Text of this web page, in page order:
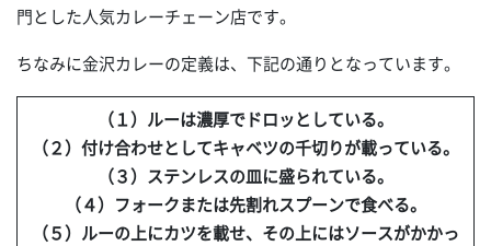
門とした人気カレーチェーン店です。
ちなみに金沢カレーの定義は、下記の通りとなっています。
（１）ルーは濃厚でドロッとしている。
（２）付け合わせとしてキャベツの千切りが載っている。
（３）ステンレスの皿に盛られている。
（４）フォークまたは先割れスプーンで食べる。
（５）ルーの上にカツを載せ、その上にはソースがかかっ